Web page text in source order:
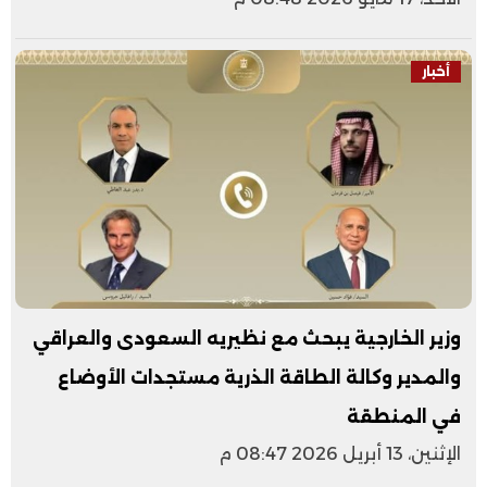
أخبار
وزير الخارجية يبحث مع نظيريه السعودى والعراقي
والمدير وكالة الطاقة الذرية مستجدات الأوضاع
في المنطقة
الإثنين، 13 أبريل 2026 08:47 م